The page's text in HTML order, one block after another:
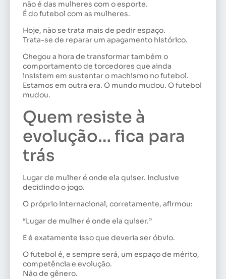
não é das mulheres com o esporte.
É do futebol com as mulheres.
Hoje, não se trata mais de pedir espaço.
Trata-se de reparar um apagamento histórico.
Chegou a hora de transformar também o
comportamento de torcedores que ainda
insistem em sustentar o machismo no futebol.
Estamos em outra era. O mundo mudou. O futebol
mudou.
Quem resiste à
evolução… fica para
trás
Lugar de mulher é onde ela quiser. Inclusive
decidindo o jogo.
O próprio Internacional, corretamente, afirmou:
“Lugar de mulher é onde ela quiser.”
E é exatamente isso que deveria ser óbvio.
O futebol é, e sempre será, um espaço de mérito,
competência e evolução.
Não de gênero.